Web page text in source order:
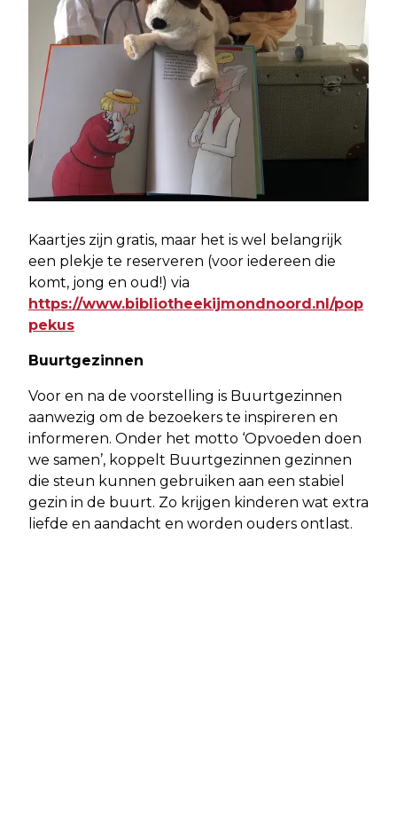
Kaartjes zijn gratis, maar het is wel belangrijk
een plekje te reserveren (voor iedereen die
komt, jong en oud!) via
https://www.bibliotheekijmondnoord.nl/pop
pekus
Buurtgezinnen
Voor en na de voorstelling is Buurtgezinnen
aanwezig om de bezoekers te inspireren en
informeren. Onder het motto ‘Opvoeden doen
we samen’, koppelt Buurtgezinnen gezinnen
die steun kunnen gebruiken aan een stabiel
gezin in de buurt. Zo krijgen kinderen wat extra
liefde en aandacht en worden ouders ontlast.